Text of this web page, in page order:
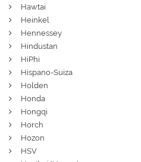
Hawtai
Heinkel
Hennessey
Hindustan
HiPhi
Hispano-Suiza
Holden
Honda
Hongqi
Horch
Hozon
HSV